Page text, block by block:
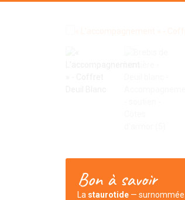
Bon à savoir
La staurotide — surnommée